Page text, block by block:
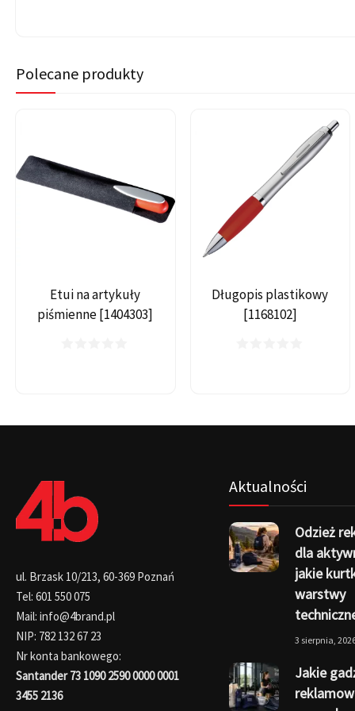
Polecane produkty
Etui na artykuły
piśmienne [1404303]
Długopis plastikowy
[1168102]
ul. Brzask 10/213, 60-369 Poznań
Tel: 601 550 075
Mail: info@4brand.pl
NIP: 782 132 67 23
Nr konta bankowego:
Santander 73 1090 2590 0000 0001
3455 2136
Aktualności
Odzież
dla
jakie
warstwy
3 sierpnia,
Jakie